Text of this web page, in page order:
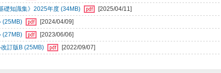
礎知識集》2025年度 (34MB)
[2025/04/11]
(25MB)
[2024/04/09]
(27MB)
[2023/06/06]
訂版B (25MB)
[2022/09/07]